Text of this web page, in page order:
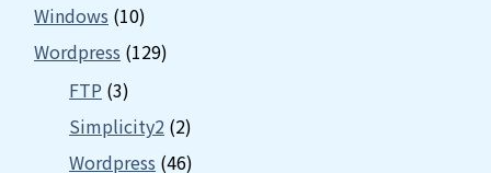
Windows (10)
Wordpress (129)
FTP (3)
Simplicity2 (2)
Wordpress (46)